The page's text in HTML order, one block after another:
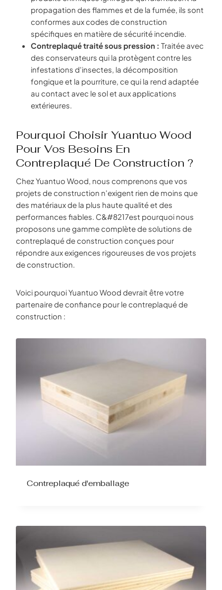
propagation des flammes et de la fumée, ils sont
conformes aux codes de construction
spécifiques en matière de sécurité incendie.
Contreplaqué traité sous pression : Traitée avec
des conservateurs qui la protègent contre les
infestations d'insectes, la décomposition
fongique et la pourriture, ce qui la rend adaptée
au contact avec le sol et aux applications
extérieures.
Pourquoi Choisir Yuantuo Wood
Pour Vos Besoins En
Contreplaqué De Construction ?
Chez Yuantuo Wood, nous comprenons que vos
projets de construction n'exigent rien de moins que
des matériaux de la plus haute qualité et des
performances fiables. C&#8217est pourquoi nous
proposons une gamme complète de solutions de
contreplaqué de construction conçues pour
répondre aux exigences rigoureuses de vos projets
de construction.
Voici pourquoi Yuantuo Wood devrait être votre
partenaire de confiance pour le contreplaqué de
construction :
Contreplaqué d'emballage